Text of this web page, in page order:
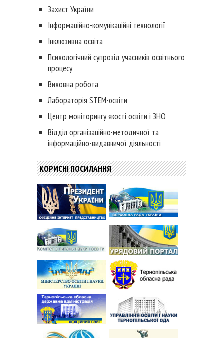
Захист України
Інформаційно-комунікаційні технології
Інклюзивна освіта
Психологічний супровід учасників освітнього
процесу
Виховна робота
Лабораторія STEM-освіти
Центр моніторингу якості освіти і ЗНО
Відділ організаційно-методичної та
інформаційно-видавничої діяльності
КОРИСНІ ПОСИЛАННЯ